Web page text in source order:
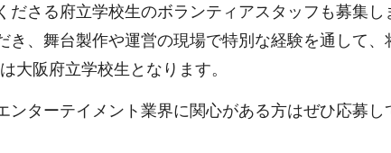
さる府立学校生のボランティアスタッフも募集
、舞台製作や運営の現場で特別な経験を通して
大阪府立学校生となります。
ターテイメント業界に関心がある方はぜひ応募し